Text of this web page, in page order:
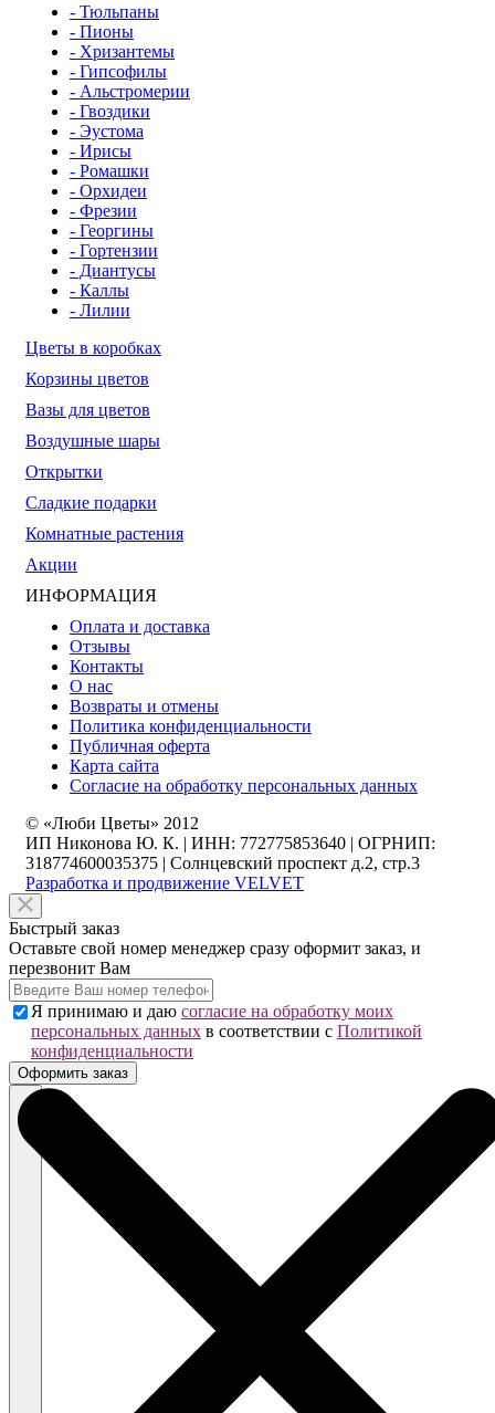
- Тюльпаны
- Пионы
- Хризантемы
- Гипсофилы
- Альстромерии
- Гвоздики
- Эустома
- Ирисы
- Ромашки
- Орхидеи
- Фрезии
- Георгины
- Гортензии
- Диантусы
- Каллы
- Лилии
Цветы в коробках
Корзины цветов
Вазы для цветов
Воздушные шары
Открытки
Сладкие подарки
Комнатные растения
Акции
ИНФОРМАЦИЯ
Оплата и доставка
Отзывы
Контакты
О нас
Возвраты и отмены
Политика конфиденциальности
Публичная оферта
Карта сайта
Согласие на обработку персональных данных
© «Люби Цветы» 2012
ИП Никонова Ю. К. | ИНН: 772775853640 | ОГРНИП:
318774600035375 | Солнцевский проспект д.2, стр.3
Разработка и продвижение VELVET
Быстрый заказ
Оставьте свой номер менеджер сразу оформит заказ, и
перезвонит Вам
Я принимаю и даю согласие на обработку моих
персональных данных в соответствии с Политикой
конфиденциальности
Оформить заказ